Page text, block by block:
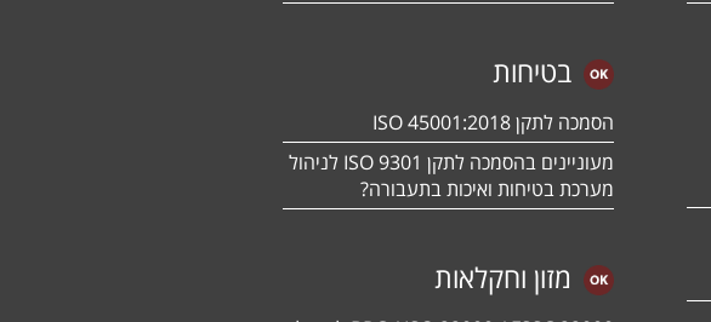
בטיחות
הסמכה לתקן ISO 45001:2018
מעוניינים בהסמכה לתקן ISO 9301 לניהול
מערכת בטיחות ואיכות בתעבורה?
מזון וחקלאות